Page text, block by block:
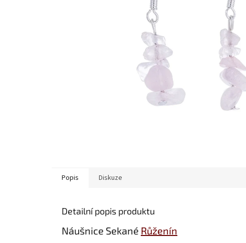
Popis Diskuze
Detailní popis produktu
Náušnice Sekané Růženín